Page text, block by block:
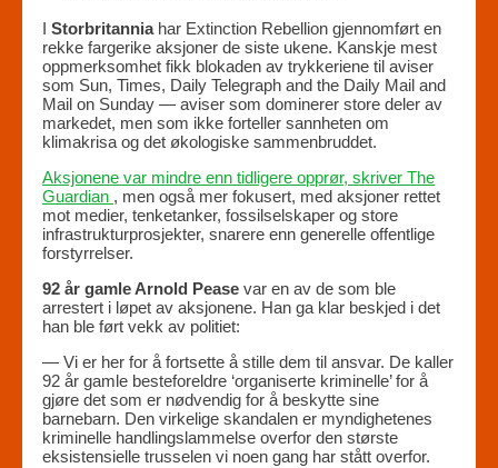
I Storbritannia har Extinction Rebellion gjennomført en
rekke fargerike aksjoner de siste ukene. Kanskje mest
oppmerksomhet fikk blokaden av trykkeriene til aviser
som Sun, Times, Daily Telegraph and the Daily Mail and
Mail on Sunday — aviser som dominerer store deler av
markedet, men som ikke forteller sannheten om
klimakrisa og det økologiske sammenbruddet.
Aksjonene var mindre enn tidligere opprør, skriver The
Guardian , men også mer fokusert, med aksjoner rettet
mot medier, tenketanker, fossilselskaper og store
infrastrukturprosjekter, snarere enn generelle offentlige
forstyrrelser.
92 år gamle Arnold Pease var en av de som ble
arrestert i løpet av aksjonene. Han ga klar beskjed i det
han ble ført vekk av politiet:
— Vi er her for å fortsette å stille dem til ansvar. De kaller
92 år gamle besteforeldre ‘organiserte kriminelle’ for å
gjøre det som er nødvendig for å beskytte sine
barnebarn. Den virkelige skandalen er myndighetenes
kriminelle handlingslammelse overfor den største
eksistensielle trusselen vi noen gang har stått overfor.